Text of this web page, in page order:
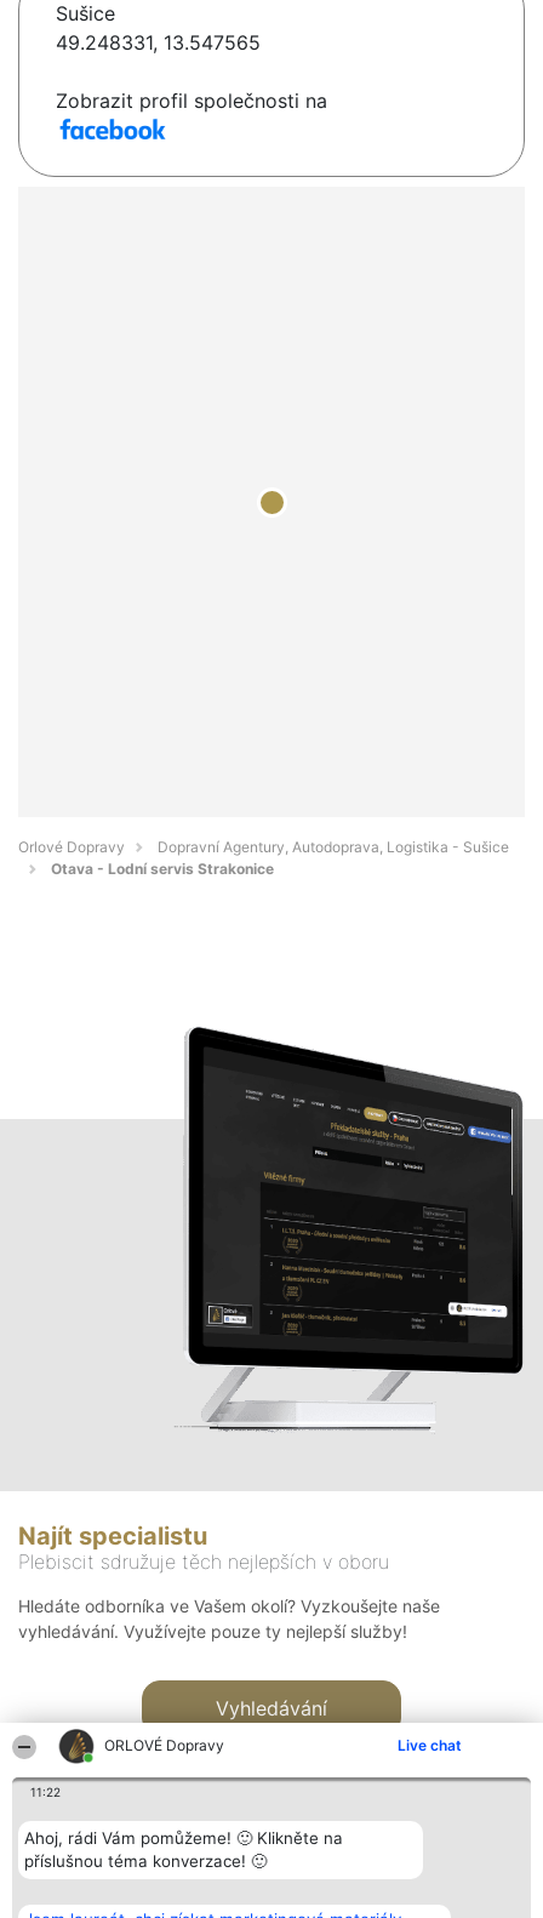
ORLOVÉ Dopravy Live chat
11:22
Ahoj, rádi Vám pomůžeme! 🙂 Klikněte na
příslušnou téma konverzace! 🙂
Sušice
49.248331, 13.547565
Zobrazit profil společnosti na
Orlové Dopravy
Dopravní Agentury, Autodoprava, Logistika - Sušice
Otava - Lodní servis Strakonice
Najít specialistu
Plebiscit sdružuje těch nejlepších v oboru
Hledáte odborníka ve Vašem okolí? Vyzkoušejte naše
vyhledávání. Využívejte pouze ty nejlepší služby!
Vyhledávání
Bright Side Solutions sp. z o.
Vítězové
Kontakt